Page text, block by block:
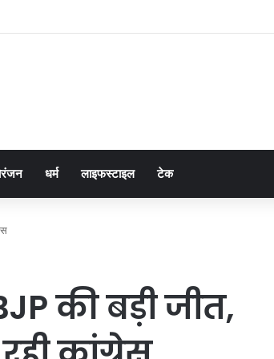
जमानत याचिका खारिज
धर्म लाइफस्टाइल टेक
की बड़ी जीत,